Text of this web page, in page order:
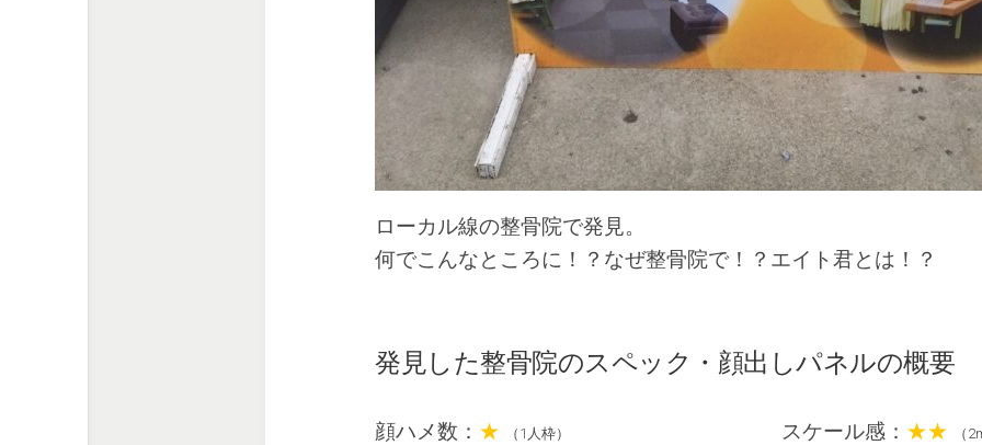
ローカル線の整骨院で発見。
何でこんなところに！？なぜ整骨院で！？エイト君とは！？
発見した整骨院のスペック・顔出しパネルの概要
顔ハメ数： ★ （1人枠） スケール感： ★★ （